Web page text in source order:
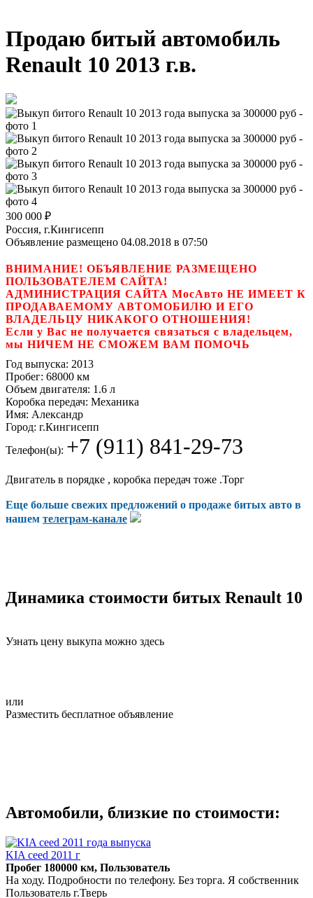
Продаю битый автомобиль
Renault 10 2013 г.в.
300 000 ₽
Россия, г.Кингисепп
Объявление размещено 04.08.2018 в 07:50
ВНИМАНИЕ! ОБЪЯВЛЕНИЕ РАЗМЕЩЕНО
ПОЛЬЗОВАТЕЛЕМ САЙТА!
АДМИНИСТРАЦИЯ САЙТА МосАвто НЕ ИМЕЕТ К
ПРОДАВАЕМОМУ АВТОМОБИЛЮ И ЕГО
ВЛАДЕЛЬЦУ НИКАКОГО ОТНОШЕНИЯ!
Если у Вас не получается связаться с владельцем,
мы НИЧЕМ НЕ СМОЖЕМ ВАМ ПОМОЧЬ
Год выпуска: 2013
Пробег: 68000 км
Объем двигателя: 1.6 л
Коробка передач: Механика
Имя: Александр
Город: г.Кингисепп
Телефон(ы): +7 (911) 841-29-73
Двигатель в порядке , коробка передач тоже .Торг
Еще больше свежих предложений о продаже битых авто в
нашем телеграм-канале
Динамика стоимости битых Renault 10
Узнать цену выкупа можно здесь
или
Разместить бесплатное объявление
Автомобили, близкие по стоимости:
KIA ceed 2011 г
Пробег 180000 км, Пользователь
На ходу. Подробности по телефону. Без торга. Я собственник
Пользователь г.Тверь